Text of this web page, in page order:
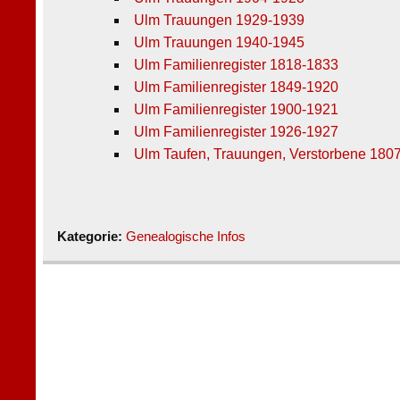
Ulm Trauungen 1929-1939
Ulm Trauungen 1940-1945
Ulm Familienregister 1818-1833
Ulm Familienregister 1849-1920
Ulm Familienregister 1900-1921
Ulm Familienregister 1926-1927
Ulm Taufen, Trauungen, Verstorbene
Kategorie:Genealogische Infos